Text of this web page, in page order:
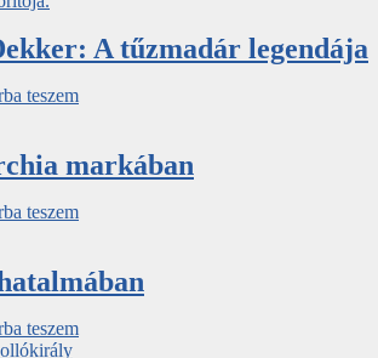
A tűzmadár legendája
teszem
markában
teszem
teszem